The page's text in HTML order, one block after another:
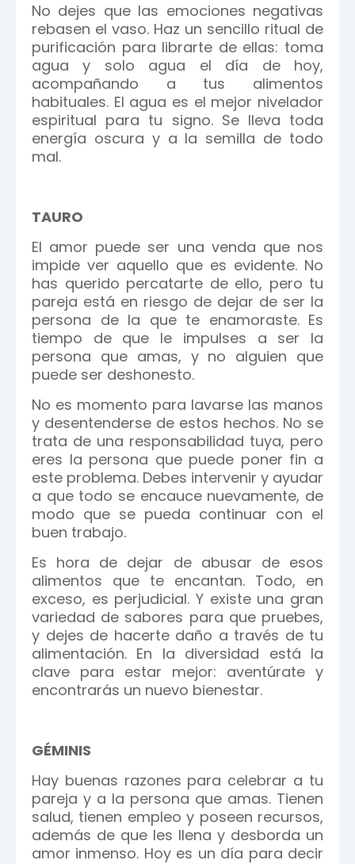
No dejes que las emociones negativas
rebasen el vaso. Haz un sencillo ritual de
purificación para librarte de ellas: toma
agua y solo agua el día de hoy,
acompañando a tus alimentos
habituales. El agua es el mejor nivelador
espiritual para tu signo. Se lleva toda
energía oscura y a la semilla de todo
mal.
TAURO
El amor puede ser una venda que nos
impide ver aquello que es evidente. No
has querido percatarte de ello, pero tu
pareja está en riesgo de dejar de ser la
persona de la que te enamoraste. Es
tiempo de que le impulses a ser la
persona que amas, y no alguien que
puede ser deshonesto.
No es momento para lavarse las manos
y desentenderse de estos hechos. No se
trata de una responsabilidad tuya, pero
eres la persona que puede poner fin a
este problema. Debes intervenir y ayudar
a que todo se encauce nuevamente, de
modo que se pueda continuar con el
buen trabajo.
Es hora de dejar de abusar de esos
alimentos que te encantan. Todo, en
exceso, es perjudicial. Y existe una gran
variedad de sabores para que pruebes,
y dejes de hacerte daño a través de tu
alimentación. En la diversidad está la
clave para estar mejor: aventúrate y
encontrarás un nuevo bienestar.
GÉMINIS
Hay buenas razones para celebrar a tu
pareja y a la persona que amas. Tienen
salud, tienen empleo y poseen recursos,
además de que les llena y desborda un
amor inmenso. Hoy es un día para decir